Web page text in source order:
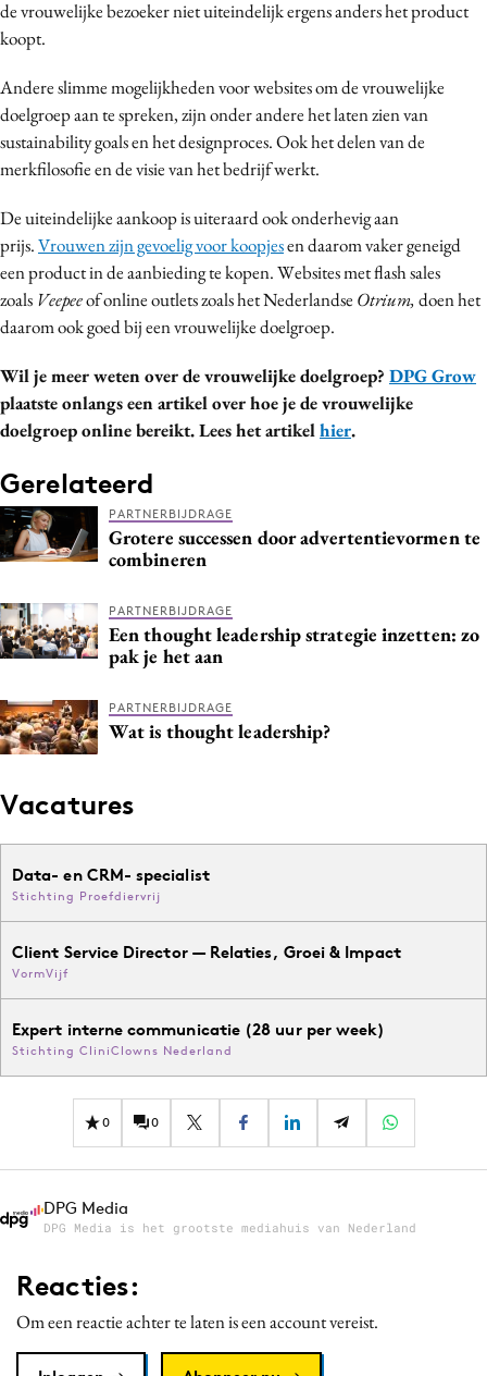
de vrouwelijke bezoeker niet uiteindelijk ergens anders het product
koopt.
Andere slimme mogelijkheden voor websites om de vrouwelijke
doelgroep aan te spreken, zijn onder andere het laten zien van
sustainability goals en het designproces. Ook het delen van de
merkfilosofie en de visie van het bedrijf werkt.
De uiteindelijke aankoop is uiteraard ook onderhevig aan
prijs.Vrouwen zijn gevoelig voor koopjesen daarom vaker geneigd
een product in de aanbieding te kopen. Websites met flash sales
zoals Veepeeof online outlets zoals het Nederlandse Otrium, doen het
daarom ook goed bij een vrouwelijke doelgroep.
Wil je meer weten over de vrouwelijke doelgroep? DPG Grow
plaatste onlangs een artikel over hoe je de vrouwelijke
doelgroep online bereikt. Lees het artikelhier.
Gerelateerd
PARTNERBIJDRAGE
Grotere successen door advertentievormen te
combineren
PARTNERBIJDRAGE
Een thought leadership strategie inzetten: zo
pak je het aan
PARTNERBIJDRAGE
Wat is thought leadership?
Vacatures
Data- en CRM- specialist
Stichting Proefdiervrij
Client Service Director — Relaties, Groei & Impact
VormVijf
Expert interne communicatie (28 uur per week)
Stichting CliniClowns Nederland
0 0
DPG Media
DPG Media is het grootste mediahuis van Nederland
Reacties:
Om een reactie achter te laten is een account vereist.